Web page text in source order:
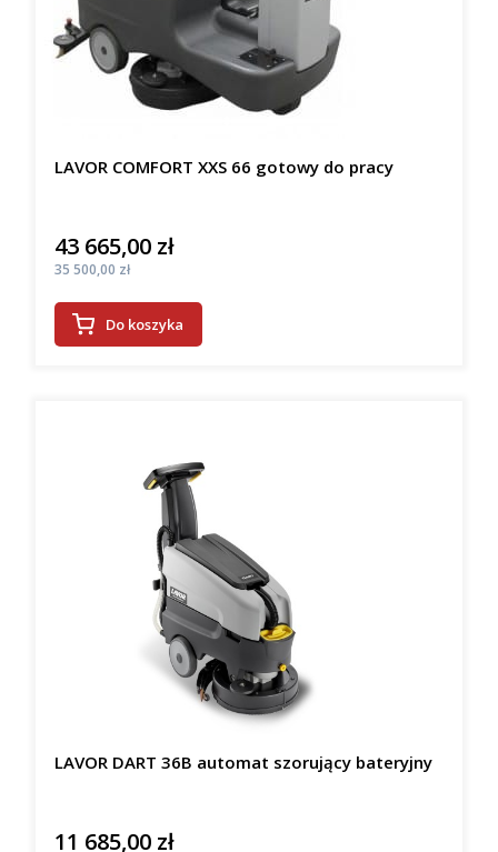
LAVOR COMFORT XXS 66 gotowy do pracy
Cena
43 665,00 zł
Cena
35 500,00 zł
Do koszyka
LAVOR DART 36B automat szorujący bateryjny
Cena
11 685,00 zł